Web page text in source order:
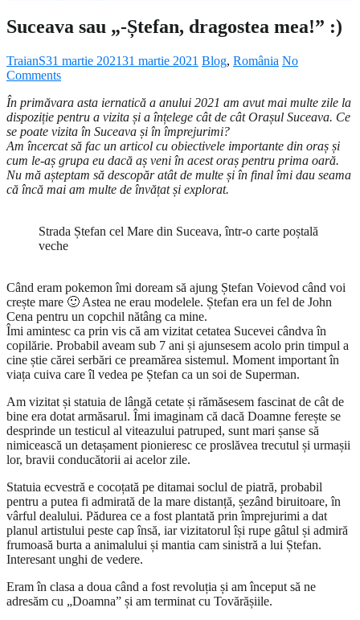
Suceava sau „-Ștefan, dragostea mea!” :)
TraianS31 martie 202131 martie 2021 Blog, România No
Comments
În primăvara asta iernatică a anului 2021 am avut mai multe zile la
dispoziție pentru a vizita și a înțelege cât de cât Orașul Suceava. Ce
se poate vizita în Suceava și în împrejurimi?
Am încercat să fac un articol cu obiectivele importante din oraș și
cum le-aș grupa eu dacă aș veni în acest oraș pentru prima oară.
Nu mă așteptam să descopăr atât de multe și în final îmi dau seama
că încă mai am multe de învățat și explorat.
Strada Ștefan cel Mare din Suceava, într-o carte poștală
veche
Când eram pokemon îmi doream să ajung Ștefan Voievod când voi
crește mare 🙂 Astea ne erau modelele. Ștefan era un fel de John
Cena pentru un copchil nătâng ca mine.
Îmi amintesc ca prin vis că am vizitat cetatea Sucevei cândva în
copilărie. Probabil aveam sub 7 ani și ajunsesem acolo prin timpul a
cine știe cărei serbări ce preamărea sistemul. Moment important în
viața cuiva care îl vedea pe Ștefan ca un soi de Superman.
Am vizitat și statuia de lângă cetate și rămăsesem fascinat de cât de
bine era dotat armăsarul. Îmi imaginam că dacă Doamne ferește se
desprinde un testicul al viteazului patruped, sunt mari șanse să
nimicească un detașament pionieresc ce proslăvea trecutul și urmașii
lor, bravii conducătorii ai acelor zile.
Statuia ecvestră e cocoțată pe ditamai soclul de piatră, probabil
pentru a putea fi admirată de la mare distanță, șezând biruitoare, în
vârful dealului. Pădurea ce a fost plantată prin împrejurimi a dat
planul artistului peste cap însă, iar vizitatorul își rupe gâtul și admiră
frumoasă burta a animalului și mantia cam sinistră a lui Ștefan.
Interesant unghi de vedere.
Eram în clasa a doua când a fost revoluția și am început să ne
adresăm cu „Doamna” și am terminat cu Tovărășiile.